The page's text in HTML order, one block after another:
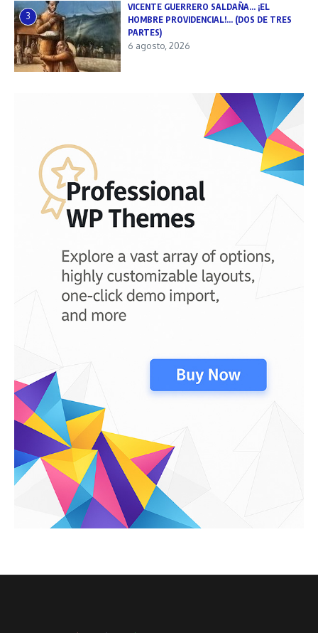
3
VICENTE GUERRERO SALDAÑA… ¡EL
HOMBRE PROVIDENCIAL!… (DOS DE TRES
PARTES)
6 agosto, 2026